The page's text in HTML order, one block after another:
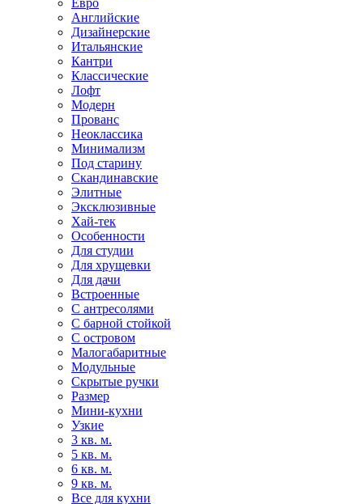
Евро
Английские
Дизайнерские
Итальянские
Кантри
Классические
Лофт
Модерн
Прованс
Неоклассика
Минимализм
Под старину
Скандинавские
Элитные
Эксклюзивные
Хай-тек
Особенности
Для студии
Для хрущевки
Для дачи
Встроенные
С антресолями
С барной стойкой
С островом
Малогабаритные
Модульные
Скрытые ручки
Размер
Мини-кухни
Узкие
3 кв. м.
5 кв. м.
6 кв. м.
9 кв. м.
Все для кухни